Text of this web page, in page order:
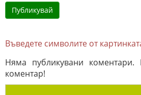
Въведете символите от
Няма публикувани коментари.
коментар!